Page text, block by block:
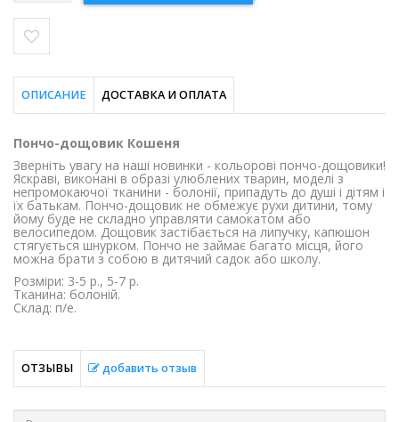
ОПИСАНИЕ ДОСТАВКА И ОПЛАТА
Пончо-дощовик Кошеня
Зверніть увагу на наші новинки - кольорові пончо-дощовики!
Яскраві, виконані в образі улюблених тварин, моделі з
непромокаючої тканини - болонії, припадуть до душі і дітям і
їх батькам. Пончо-дощовик не обмежує рухи дитини, тому
йому буде не складно управляти самокатом або
велосипедом. Дощовик застібається на липучку, капюшон
стягується шнурком. Пончо не займає багато місця, його
можна брати з собою в дитячий садок або школу.
Розміри: 3-5 р., 5-7 р.
Тканина: болоній.
Склад: п/е.
ОТЗЫВЫ добавить отзыв